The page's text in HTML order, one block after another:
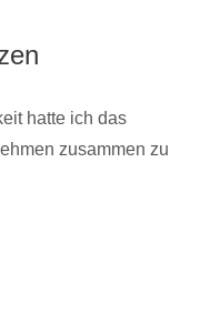
hatte ich das
zusammen zu